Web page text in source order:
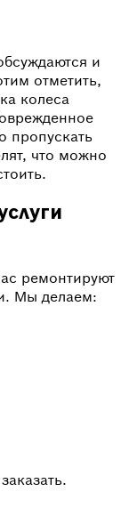
и
отметить,
колеса
пропускать
что можно
ремонтируют
Мы делаем: